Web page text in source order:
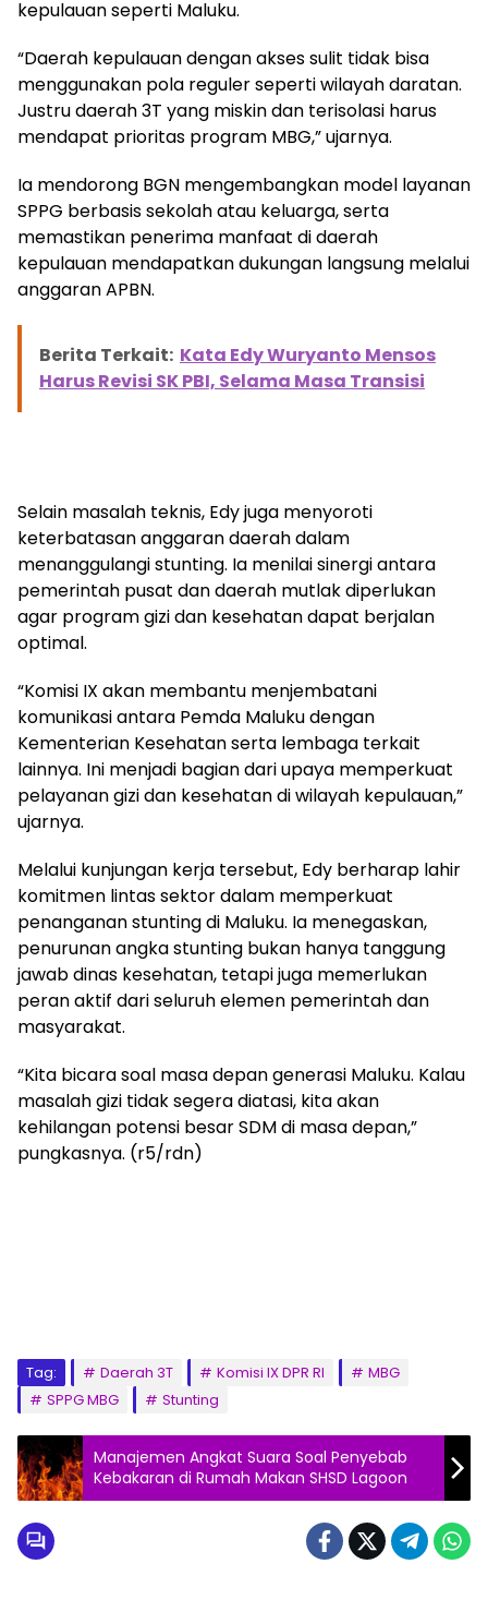
kepulauan seperti Maluku.
“Daerah kepulauan dengan akses sulit tidak bisa
menggunakan pola reguler seperti wilayah daratan.
Justru daerah 3T yang miskin dan terisolasi harus
mendapat prioritas program MBG,” ujarnya.
Ia mendorong BGN mengembangkan model layanan
SPPG berbasis sekolah atau keluarga, serta
memastikan penerima manfaat di daerah
kepulauan mendapatkan dukungan langsung melalui
anggaran APBN.
Berita Terkait: Kata Edy Wuryanto Mensos
Harus Revisi SK PBI, Selama Masa Transisi
Selain masalah teknis, Edy juga menyoroti
keterbatasan anggaran daerah dalam
menanggulangi stunting. Ia menilai sinergi antara
pemerintah pusat dan daerah mutlak diperlukan
agar program gizi dan kesehatan dapat berjalan
optimal.
“Komisi IX akan membantu menjembatani
komunikasi antara Pemda Maluku dengan
Kementerian Kesehatan serta lembaga terkait
lainnya. Ini menjadi bagian dari upaya memperkuat
pelayanan gizi dan kesehatan di wilayah kepulauan,”
ujarnya.
Melalui kunjungan kerja tersebut, Edy berharap lahir
komitmen lintas sektor dalam memperkuat
penanganan stunting di Maluku. Ia menegaskan,
penurunan angka stunting bukan hanya tanggung
jawab dinas kesehatan, tetapi juga memerlukan
peran aktif dari seluruh elemen pemerintah dan
masyarakat.
“Kita bicara soal masa depan generasi Maluku. Kalau
masalah gizi tidak segera diatasi, kita akan
kehilangan potensi besar SDM di masa depan,”
pungkasnya. (r5/rdn)
Tag: Daerah 3T Komisi IX DPR RI
MBG
SPPG MBG
Stunting
Manajemen Angkat Suara Soal Penyebab
Kebakaran di Rumah Makan SHSD Lagoon